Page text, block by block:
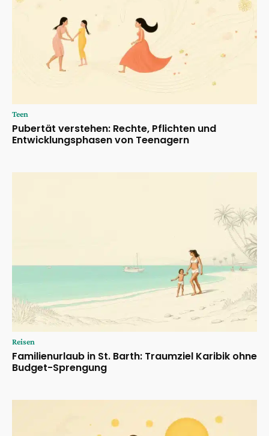
Teen
Pubertät verstehen: Rechte, Pflichten und
Entwicklungsphasen von Teenagern
Reisen
Familienurlaub in St. Barth: Traumziel Karibik ohne
Budget-Sprengung